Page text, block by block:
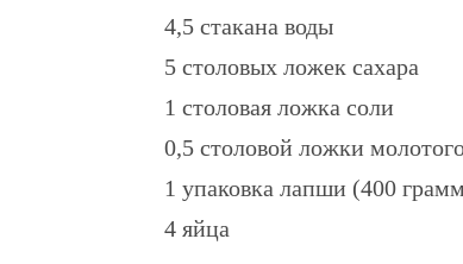
4,5 стакана воды
5 столовых ложек сахара
1 столовая ложка соли
0,5 столовой ложки
1 упаковка лапши (400
4 яйца